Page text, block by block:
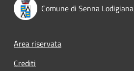
Comune di Senna Lodigiana
Footer menu
Area riservata
Crediti